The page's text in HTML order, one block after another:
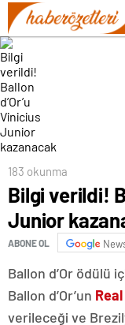
183 okunma
Bilgi verildi!
Junior
ABONE OL
Ballon d’Or ödülü
Ballon d’Or’un
verileceği ve